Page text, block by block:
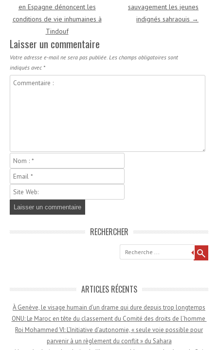
en Espagne dénoncent les
conditions de vie inhumaines à
Tindouf
sauvagement les jeunes
indignés sahraouis →
Laisser un commentaire
Votre adresse e-mail ne sera pas publiée. Les champs obligatoires sont
indiqués avec *
RECHERCHER
Recherche
ARTICLES RÉCENTS
À Genève, le visage humain d’un drame qui dure depuis trop longtemps
ONU: Le Maroc en tête du classement du Comité des droits de l’homme
Roi Mohammed VI: L’Initiative d’autonomie, « seule voie possible pour
parvenir à un règlement du conflit » du Sahara